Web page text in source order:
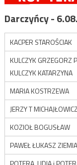
Darczyńcy -
KACPER STAROŚCIAK
KULCZYK GRZEGORZ
KULCZYK KATARZYNA
MARIA KOSTRZEWA
JERZY T MICHAJŁOWICZ
KOZIOŁ BOGUSŁAW
PAWEŁ ŁUKASZ